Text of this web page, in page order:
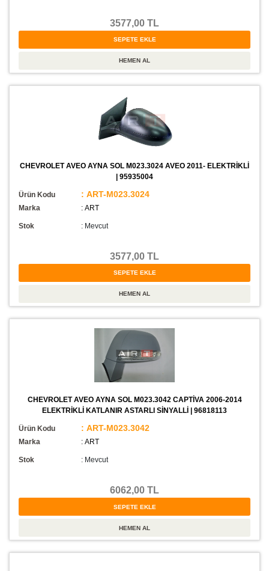
3577,00 TL
CHEVROLET AVEO AYNA SOL M023.3024 AVEO 2011- ELEKTRİKLİ
| 95935004
Ürün Kodu : ART-M023.3024
Marka : ART
Stok : Mevcut
3577,00 TL
CHEVROLET AVEO AYNA SOL M023.3042 CAPTİVA 2006-2014
ELEKTRİKLİ KATLANIR ASTARLI SİNYALLİ | 96818113
Ürün Kodu : ART-M023.3042
Marka : ART
Stok : Mevcut
6062,00 TL